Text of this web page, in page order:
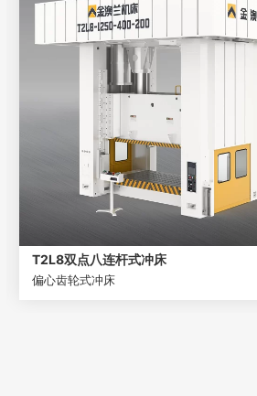
T2L8双点八连杆式冲床
偏心齿轮式冲床